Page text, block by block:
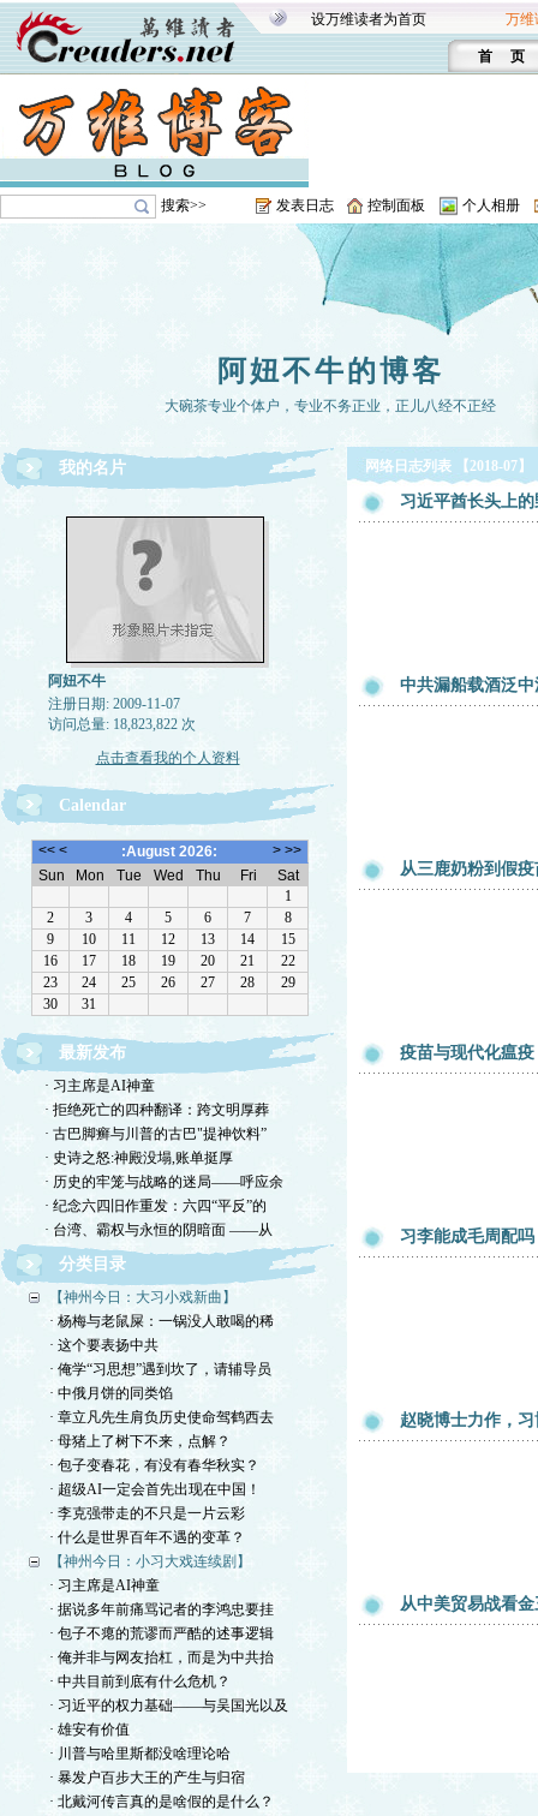
设万维读者为首页 万维
首 页
搜索>> 发表日志 控制面板 个人相册
阿妞不牛的博客
大碗茶专业个体户，专业不务正业，正儿八经不正经
我的名片
阿妞不牛
注册日期: 2009-11-07
访问总量: 18,823,822 次
点击查看我的个人资料
Calendar
最新发布
· 习主席是AI神童
· 拒绝死亡的四种翻译：跨文明厚葬
· 古巴脚癣与川普的古巴"提神饮料”
· 史诗之怒:神殿没塌,账单挺厚
· 历史的牢笼与战略的迷局——呼应余
· 纪念六四旧作重发：六四“平反”的
· 台湾、霸权与永恒的阴暗面 ——从
分类目录
【神州今日：大习小戏新曲】
· 杨梅与老鼠屎：一锅没人敢喝的稀
· 这个要表扬中共
· 俺学“习思想”遇到坎了，请辅导员
· 中俄月饼的同类馅
· 章立凡先生肩负历史使命驾鹤西去
· 母猪上了树下不来，点解？
· 包子变春花，有没有春华秋实？
· 超级AI一定会首先出现在中国！
· 李克强带走的不只是一片云彩
· 什么是世界百年不遇的变革？
【神州今日：小习大戏连续剧】
· 习主席是AI神童
· 据说多年前痛骂记者的李鸿忠要挂
· 包子不瘪的荒谬而严酷的述事逻辑
· 俺并非与网友抬杠，而是为中共抬
· 中共目前到底有什么危机？
· 习近平的权力基础——与吴国光以及
· 雄安有价值
· 川普与哈里斯都没啥理论哈
· 暴发户百步大王的产生与归宿
· 北戴河传言真的是啥假的是什么？
网络日志列表 【2018-07】
习近平酋长头上
中共漏船载酒泛中
从三鹿奶粉到假
疫苗与现代化瘟疫
习李能成毛周配吗
赵晓博士力作，
从中美贸易战看